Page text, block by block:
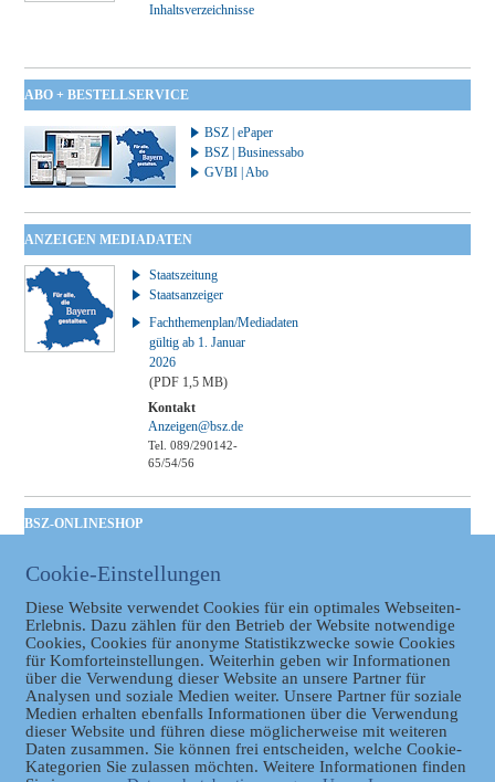
Inhaltsverzeichnisse
ABO + BESTELLSERVICE
BSZ | ePaper
BSZ | Businessabo
GVBI | Abo
ANZEIGEN MEDIADATEN
Staatszeitung
Staatsanzeiger
Fachthemenplan/Mediadaten
gültig ab 1. Januar
2026
(PDF 1,5 MB)
Kontakt
Anzeigen@bsz.de
Tel. 089/290142-
65/54/56
BSZ-ONLINESHOP
Taschenbuch
GVBl | Einbanddecke
Datenschutz
Cookie-Einstellungen
Diese Website verwendet Cookies für ein optimales Webseiten-
Erlebnis. Dazu zählen für den Betrieb der Website notwendige
Cookies, Cookies für anonyme Statistikzwecke sowie Cookies
für Komforteinstellungen. Weiterhin geben wir Informationen
über die Verwendung dieser Website an unsere Partner für
Analysen und soziale Medien weiter. Unsere Partner für soziale
Medien erhalten ebenfalls Informationen über die Verwendung
dieser Website und führen diese möglicherweise mit weiteren
Daten zusammen. Sie können frei entscheiden, welche Cookie-
Kategorien Sie zulassen möchten. Weitere Informationen finden